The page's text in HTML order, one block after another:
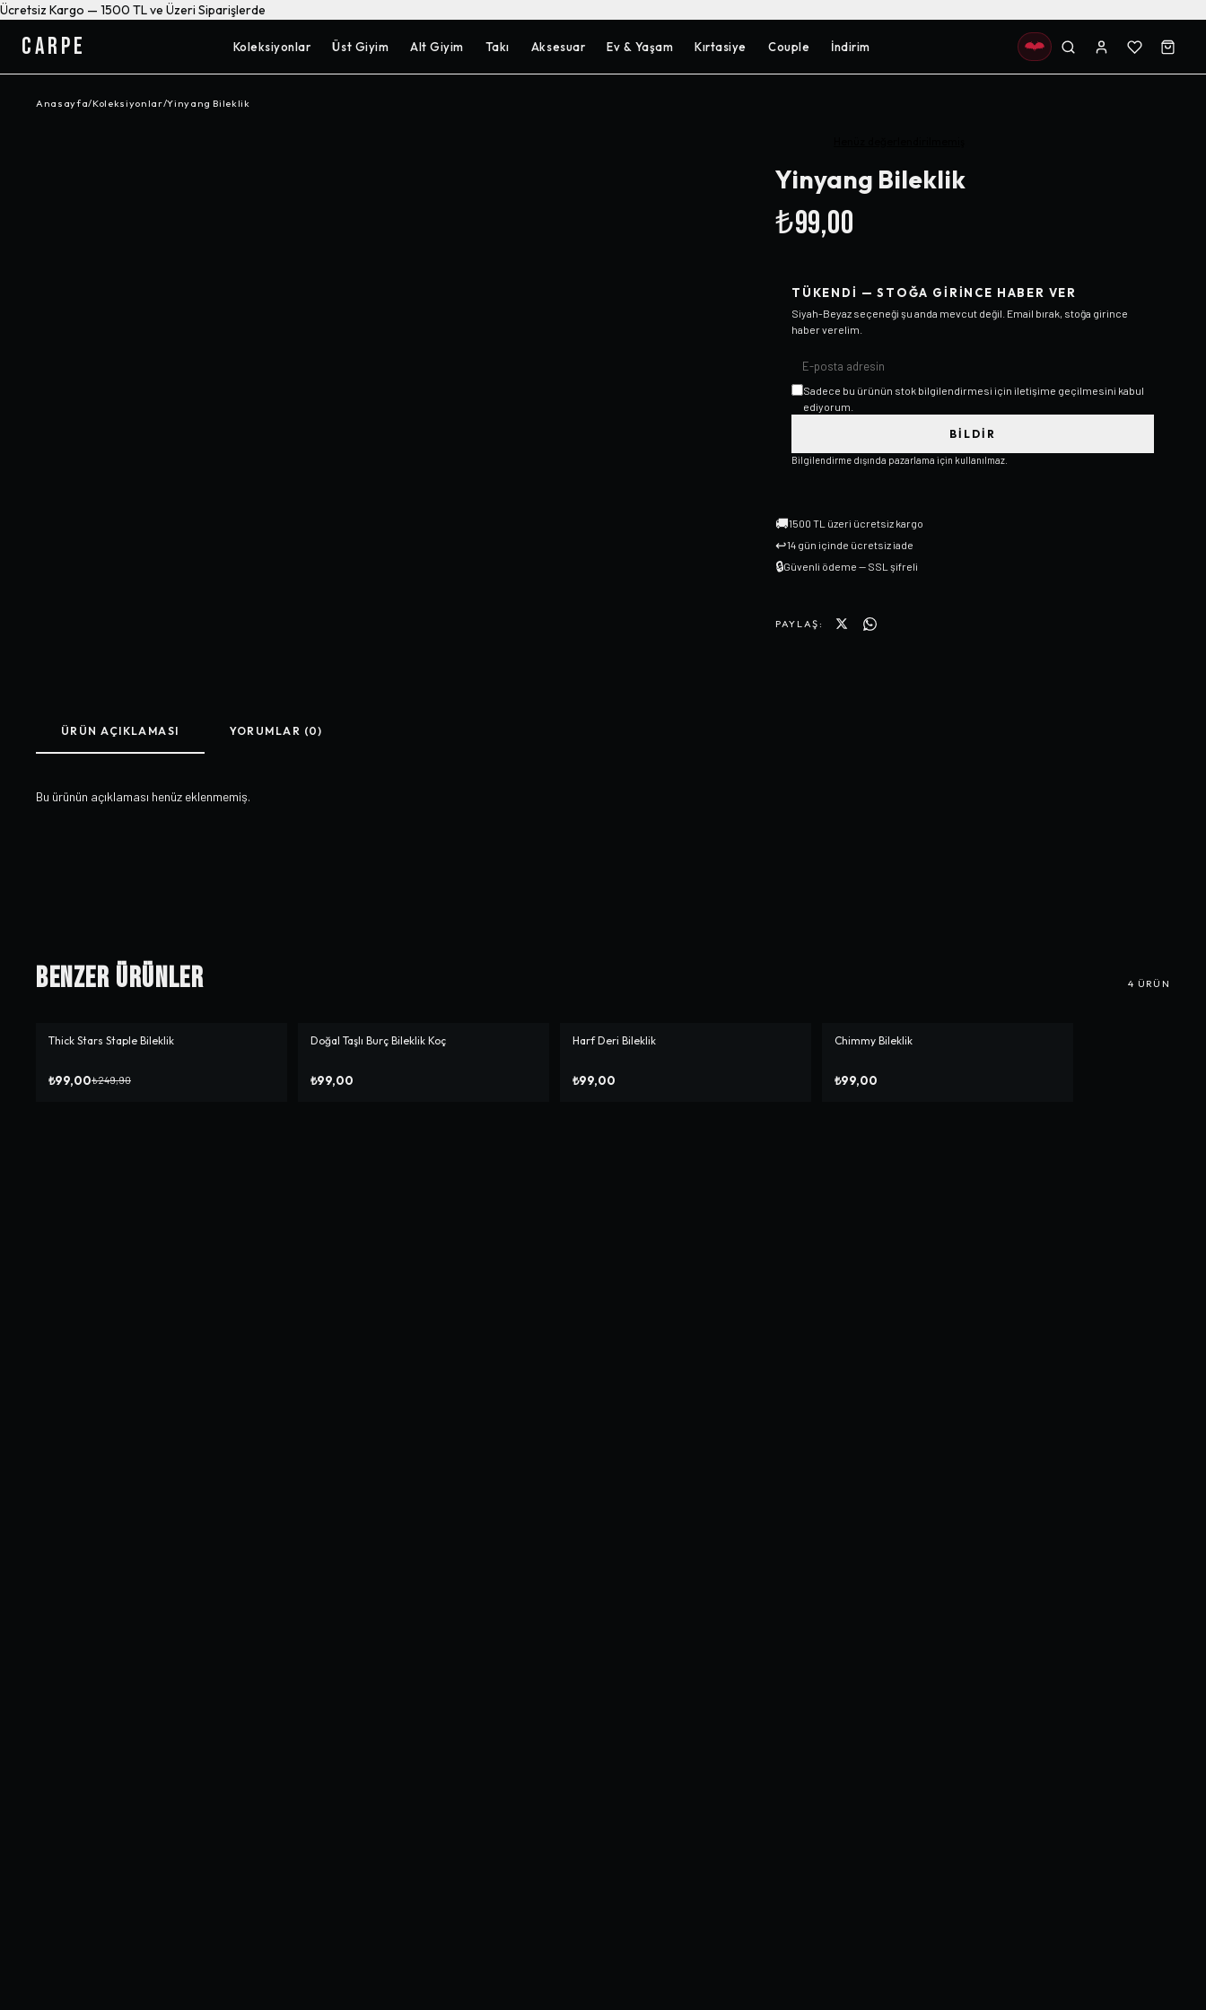
Ücretsiz Kargo — 1500 TL ve Üzeri Siparişlerde
CARPE Koleksiyonlar Üst Giyim Alt Giyim Takı Aksesuar Ev & Yaşam Kırtasiye Couple İndirim
Anasayfa/Koleksiyonlar/Yinyang Bileklik
Yinyang Bileklik
₺99,00
TÜKENDI — STOĞA GIRINCE HABER VER
Siyah-Beyaz seçeneği şu anda mevcut değil. Email bırak, stoğa girince
haber verelim.
Sadece bu ürünün stok bilgilendirmesi için iletişime geçilmesini kabul
ediyorum.
BILDIR
Bilgilendirme dışında pazarlama için kullanılmaz.
🚚1500 TL üzeri ücretsiz kargo
↩14 gün içinde ücretsiz iade
🔒Güvenli ödeme — SSL şifreli
PAYLAŞ:
ÜRÜN AÇIKLAMASI YORUMLAR (0)
Bu ürünün açıklaması henüz eklenmemiş.
Benzer Ürünler 4 ÜRÜN
-%60
Thick Stars Staple Bileklik
₺99,00₺249,90
Doğal Taşlı Burç Bileklik Koç
₺99,00
Harf Deri Bileklik
₺99,00
Chimmy Bileklik
₺99,00